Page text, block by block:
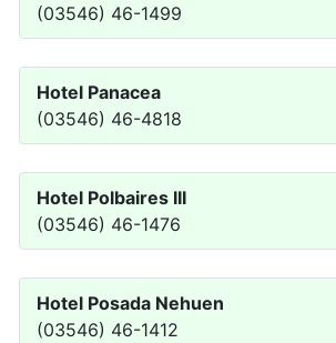
(03546) 46-1499
Hotel Panacea
(03546) 46-4818
Hotel Polbaires III
(03546) 46-1476
Hotel Posada Nehuen
(03546) 46-1412